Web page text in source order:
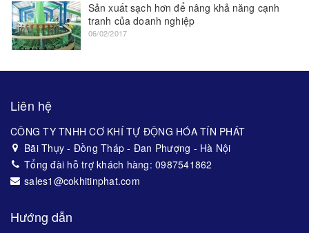
Sản xuất sạch hơn để nâng khả năng cạnh
tranh của doanh nghiệp
06/02/2017
Liên hệ
CÔNG TY TNHH CƠ KHÍ TỰ ĐỘNG HÓA TÍN PHÁT
Bãi Thụy - Đồng Tháp - Đan Phượng - Hà Nội
Tổng đài hỗ trợ khách hàng: 0987541862
sales1@cokhitinphat.com
Hướng dẫn